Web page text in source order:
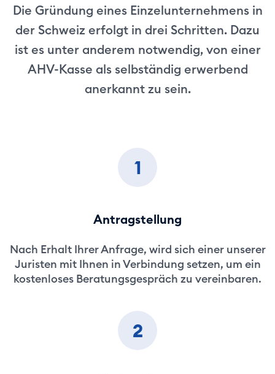
Die Gründung eines Einzelunternehmens in
der Schweiz erfolgt in drei Schritten. Dazu
ist es unter anderem notwendig, von einer
AHV-Kasse als selbständig erwerbend
anerkannt zu sein.
1
Antragstellung
Nach Erhalt Ihrer Anfrage, wird sich einer unserer
Juristen mit Ihnen in Verbindung setzen, um ein
kostenloses Beratungsgespräch zu vereinbaren.
2